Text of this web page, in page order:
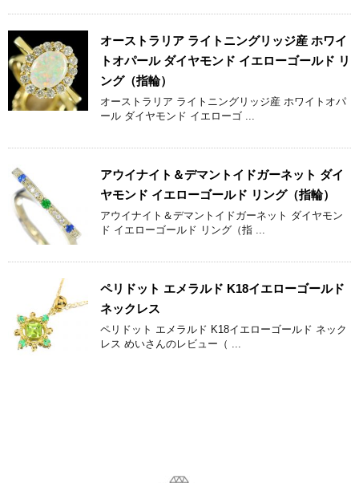
オーストラリア ライトニングリッジ産 ホワイ
トオパール ダイヤモンド イエローゴールド リ
ング（指輪）
オーストラリア ライトニングリッジ産 ホワイトオパ
ール ダイヤモンド イエローゴ ...
アウイナイト＆デマントイドガーネット ダイ
ヤモンド イエローゴールド リング（指輪）
アウイナイト＆デマントイドガーネット ダイヤモン
ド イエローゴールド リング（指 ...
ペリドット エメラルド K18イエローゴールド
ネックレス
ペリドット エメラルド K18イエローゴールド ネック
レス めいさんのレビュー（ ...